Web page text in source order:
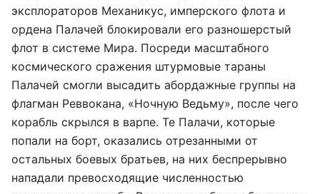
эксплораторов Механикус, имперского флота и
ордена Палачей блокировали его разношерстый
флот в системе Мира. Посреди масштабного
космического сражения штурмовые тараны
Палачей смогли высадить абордажные группы на
флагман Реввокана, «Ночную Ведьму», после чего
корабль скрылся в варпе. Те Палачи, которые
попали на борт, оказались отрезанными от
остальных боевых братьев, на них беспрерывно
нападали превосходящие численностью